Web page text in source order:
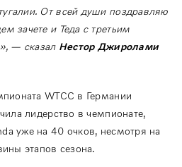
От всей души поздравляю
зачете и Теда с третьим
— сказал Нестор Джиролами
WTCC в Германии
лидерство в чемпионате,
уже на 40 очков, несмотря на
этапов сезона.